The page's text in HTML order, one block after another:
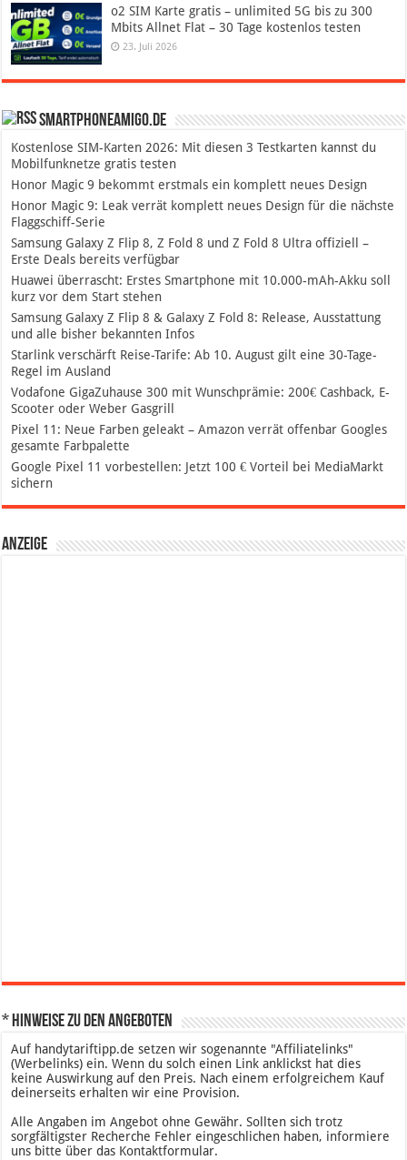
o2 SIM Karte gratis – unlimited 5G bis zu 300
Mbits Allnet Flat – 30 Tage kostenlos testen
23. Juli 2026
SmartphoneAmigo.de
Kostenlose SIM-Karten 2026: Mit diesen 3 Testkarten kannst du
Mobilfunknetze gratis testen
Honor Magic 9 bekommt erstmals ein komplett neues Design
Honor Magic 9: Leak verrät komplett neues Design für die nächste
Flaggschiff-Serie
Samsung Galaxy Z Flip 8, Z Fold 8 und Z Fold 8 Ultra offiziell –
Erste Deals bereits verfügbar
Huawei überrascht: Erstes Smartphone mit 10.000-mAh-Akku soll
kurz vor dem Start stehen
Samsung Galaxy Z Flip 8 & Galaxy Z Fold 8: Release, Ausstattung
und alle bisher bekannten Infos
Starlink verschärft Reise-Tarife: Ab 10. August gilt eine 30-Tage-
Regel im Ausland
Vodafone GigaZuhause 300 mit Wunschprämie: 200€ Cashback, E-
Scooter oder Weber Gasgrill
Pixel 11: Neue Farben geleakt – Amazon verrät offenbar Googles
gesamte Farbpalette
Google Pixel 11 vorbestellen: Jetzt 100 € Vorteil bei MediaMarkt
sichern
Anzeige
* Hinweise zu den Angeboten
Auf handytariftipp.de setzen wir sogenannte "Affiliatelinks"
(Werbelinks) ein. Wenn du solch einen Link anklickst hat dies
keine Auswirkung auf den Preis. Nach einem erfolgreichem Kauf
deinerseits erhalten wir eine Provision.
Alle Angaben im Angebot ohne Gewähr. Sollten sich trotz
sorgfältigster Recherche Fehler eingeschlichen haben, informiere
uns bitte über das Kontaktformular.